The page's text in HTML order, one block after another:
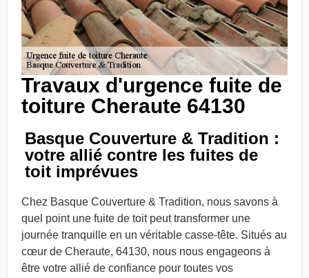
Travaux d'urgence fuite de
toiture Cheraute 64130
Basque Couverture & Tradition :
votre allié contre les fuites de
toit imprévues
Chez Basque Couverture & Tradition, nous savons à
quel point une fuite de toit peut transformer une
journée tranquille en un véritable casse-tête. Situés au
cœur de Cheraute, 64130, nous nous engageons à
être votre allié de confiance pour toutes vos